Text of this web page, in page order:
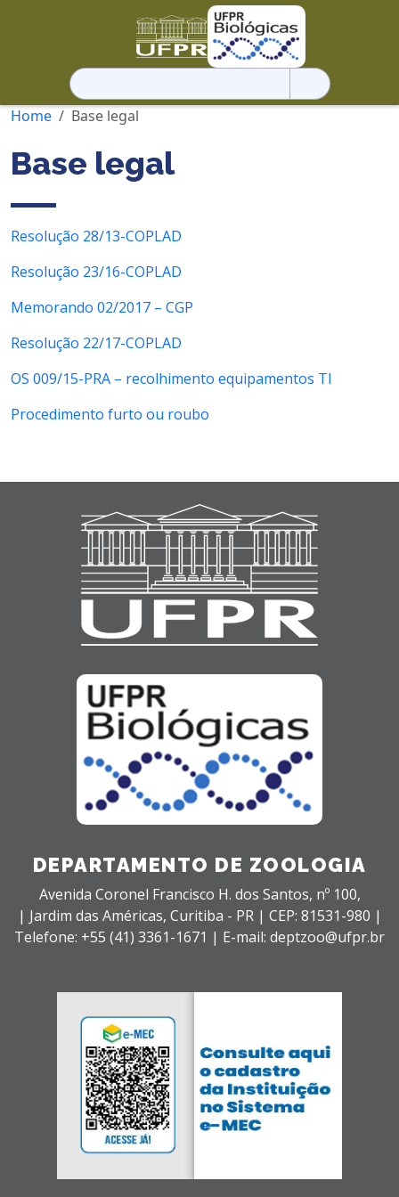
Pesquisar
por:
Home
Base legal
Base legal
Resolução 28/13-COPLAD
Resolução 23/16-COPLAD
Memorando 02/2017 – CGP
Resolução 22/17-COPLAD
OS 009/15-PRA – recolhimento equipamentos TI
Procedimento furto ou roubo
DEPARTAMENTO DE ZOOLOGIA
Avenida Coronel Francisco H. dos Santos, nº 100,
| Jardim das Américas, Curitiba - PR | CEP: 81531-980 |
Telefone: +55 (41) 3361-1671 | E-mail: deptzoo@ufpr.br